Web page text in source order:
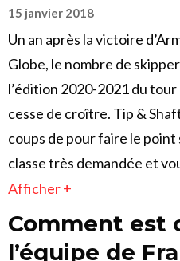
15 janvier 2018
Un an après la victoire
Globe, le nombre de
l’édition 2020-2021 du
cesse de croître. Tip &
coups de pour faire le
classe très demandée et
Afficher +
Comment est
l’équipe de